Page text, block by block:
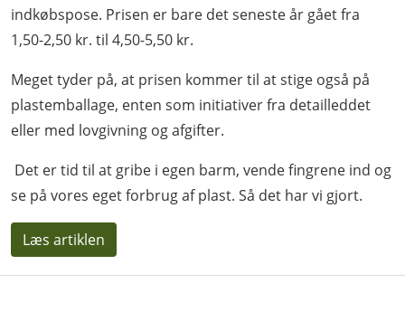
indkøbspose. Prisen er bare det seneste år gået fra
1,50-2,50 kr. til 4,50-5,50 kr.
Meget tyder på, at prisen kommer til at stige også på
plastemballage, enten som initiativer fra detailleddet
eller med lovgivning og afgifter.
Det er tid til at gribe i egen barm, vende fingrene ind og
se på vores eget forbrug af plast. Så det har vi gjort.
Læs artiklen